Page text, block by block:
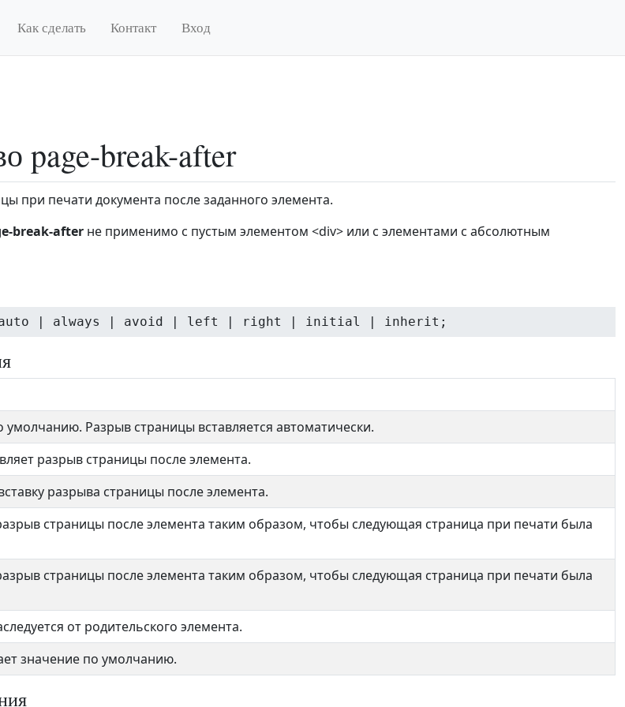
Как сделать Контакт Вход
page-break-after
при печати документа после заданного элемента.
break-after не применимо с пустым элементом <div> или с элементами с абсолютным
auto | always | avoid | left | right | initial | inherit;
умолчанию. Разрыв страницы вставляется автоматически.
разрыв страницы после элемента.
разрыва страницы после элемента.
страницы после элемента таким образом, чтобы следующая страница при печати была
страницы после элемента таким образом, чтобы следующая страница при печати была
от родительского элемента.
значение по умолчанию.